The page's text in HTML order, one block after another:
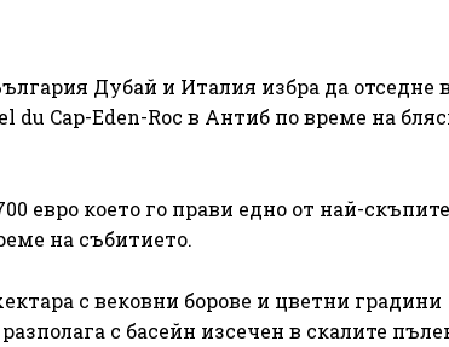
Дубай и Италия избра да отседне
du Cap-Eden-Roc в Антиб по време на
евро което го прави едно от най-
на събитието.
с вековни борове и цветни градини
с басейн изсечен в скалите